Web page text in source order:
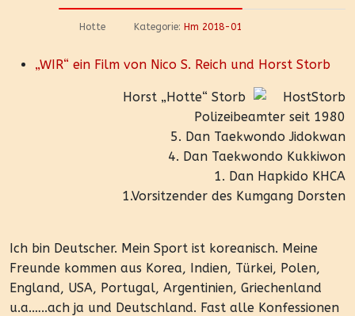
Hotte Kategorie: Hm 2018-01
„WIR“ ein Film von Nico S. Reich und Horst Storb
Horst „Hotte“ Storb
Polizeibeamter seit 1980
5. Dan Taekwondo Jidokwan
4. Dan Taekwondo Kukkiwon
1. Dan Hapkido KHCA
1.Vorsitzender des Kumgang Dorsten
Ich bin Deutscher. Mein Sport ist koreanisch. Meine
Freunde kommen aus Korea, Indien, Türkei, Polen,
England, USA, Portugal, Argentinien, Griechenland
u.a.…..ach ja und Deutschland. Fast alle Konfessionen